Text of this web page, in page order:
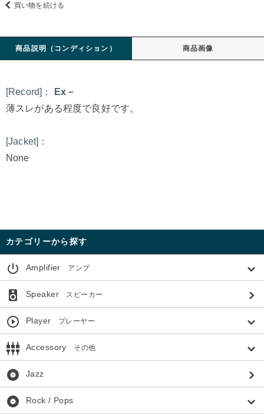
買い物を続ける
商品説明（コンディション） 商品画像
[Record]：
Ex－
薄スレがある程度で良好です。
[Jacket]：
None
カテゴリーから探す
power_settings_new Amplifier アンプ
speaker Speakerスピーカー
play_circle_outline Player プレーヤー
settings_input_component Accessory その他
album Jazz
album Rock / Pops